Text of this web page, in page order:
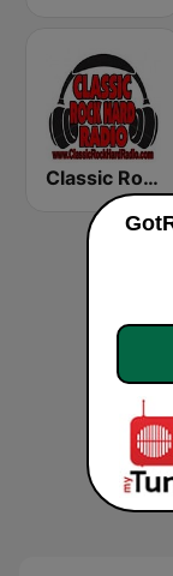
Classic Rock Hard Radio